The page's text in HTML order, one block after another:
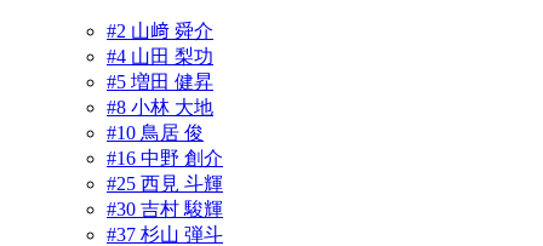
#2 山﨑 舜介
#4 山田 梨功
#5 増田 健昇
#8 小林 大地
#10 鳥居 俊
#16 中野 創介
#25 西見 斗輝
#30 吉村 駿輝
#37 杉山 弾斗